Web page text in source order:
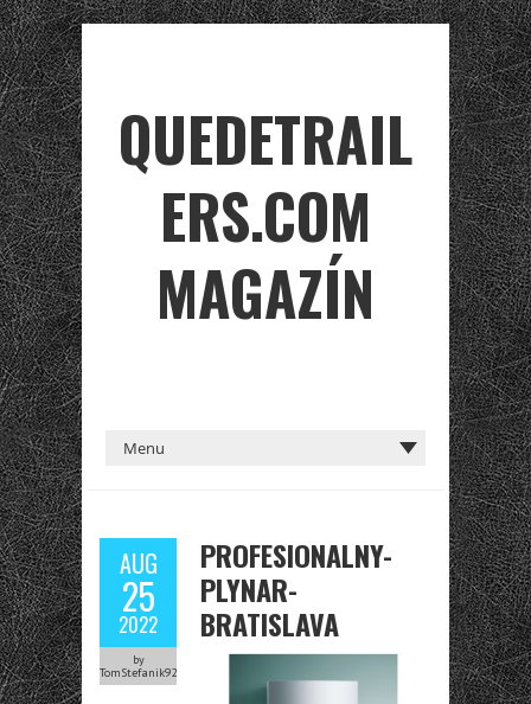
QUEDETRAIL
ERS.COM
MAGAZÍN
AUG
25
2022
by
TomStefanik92
PROFESIONALNY-
PLYNAR-
BRATISLAVA